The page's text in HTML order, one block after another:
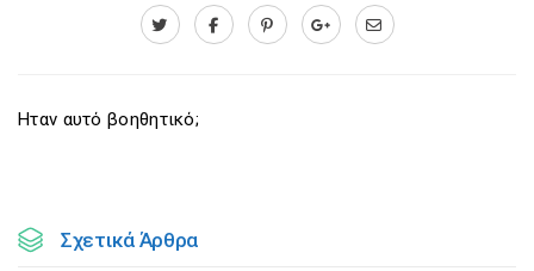
Ηταν αυτό βοηθητικό;
Σχετικά Άρθρα